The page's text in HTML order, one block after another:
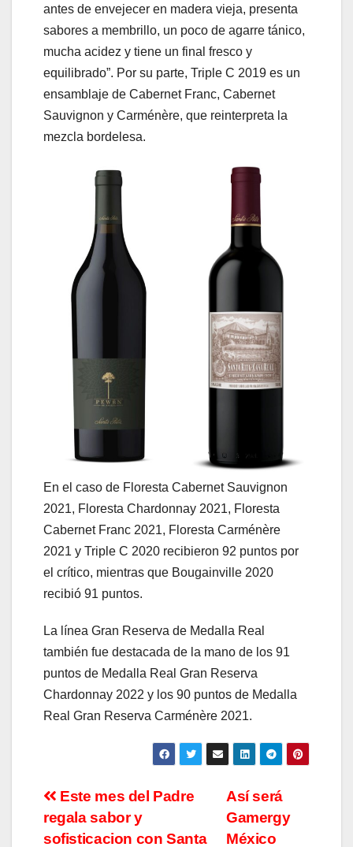
antes de envejecer en madera vieja, presenta
sabores a membrillo, un poco de agarre tánico,
mucha acidez y tiene un final fresco y
equilibrado”. Por su parte, Triple C 2019 es un
ensamblaje de Cabernet Franc, Cabernet
Sauvignon y Carménère, que reinterpreta la
mezcla bordelesa.
En el caso de Floresta Cabernet Sauvignon
2021, Floresta Chardonnay 2021, Floresta
Cabernet Franc 2021, Floresta Carménère
2021 y Triple C 2020 recibieron 92 puntos por
el crítico, mientras que Bougainville 2020
recibió 91 puntos.
La línea Gran Reserva de Medalla Real
también fue destacada de la mano de los 91
puntos de Medalla Real Gran Reserva
Chardonnay 2022 y los 90 puntos de Medalla
Real Gran Reserva Carménère 2021.
Navegación
de
Así será
Gamergy
México
Este mes del Padre
regala sabor y
sofisticacion con Santa